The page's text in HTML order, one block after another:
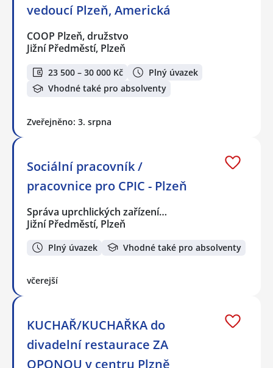
vedoucí Plzeň, Americká
COOP Plzeň, družstvo
Jižní Předměstí, Plzeň
23 500 – 30 000 Kč
Plný úvazek
Vhodné také pro absolventy
Zveřejněno: 3. srpna
Sociální pracovník /
pracovnice pro CPIC - Plzeň
Správa uprchlických zařízení…
Jižní Předměstí, Plzeň
Plný úvazek Vhodné také pro absolventy
včerejší
KUCHAŘ/KUCHAŘKA do
divadelní restaurace ZA
OPONOU v centru Plzně